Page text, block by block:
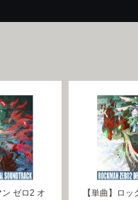
ン ゼロ2 オ
【単曲】ロ